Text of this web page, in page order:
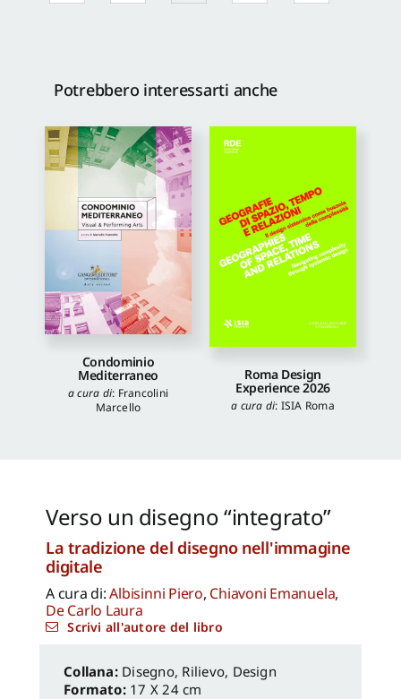
Potrebbero interessarti anche
Condominio
Mediterraneo
a cura di: Francolini
Marcello
Roma Design
Experience 2026
a cura di: ISIA Roma
Verso un disegno “integrato”
La tradizione del disegno nell'immagine
digitale
A cura di:Albisinni Piero, Chiavoni Emanuela,
De Carlo Laura
Scrivi all'autore del libro
Disegno, Rilievo, Design
Formato: 17 X 24 cm